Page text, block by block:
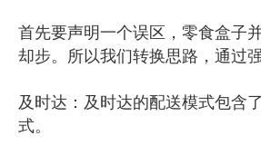
首先要声明一个误区，零食盒子
却步。所以我们转换思路，通过
及时达：及时达的配送模式包含
式。